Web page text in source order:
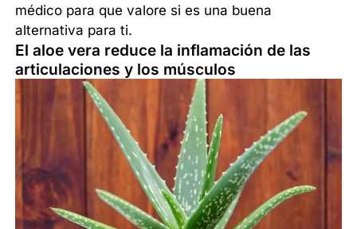
médico para que valore si es una buena
alternativa para ti.
El aloe vera reduce la inflamación de las
articulaciones y los músculos